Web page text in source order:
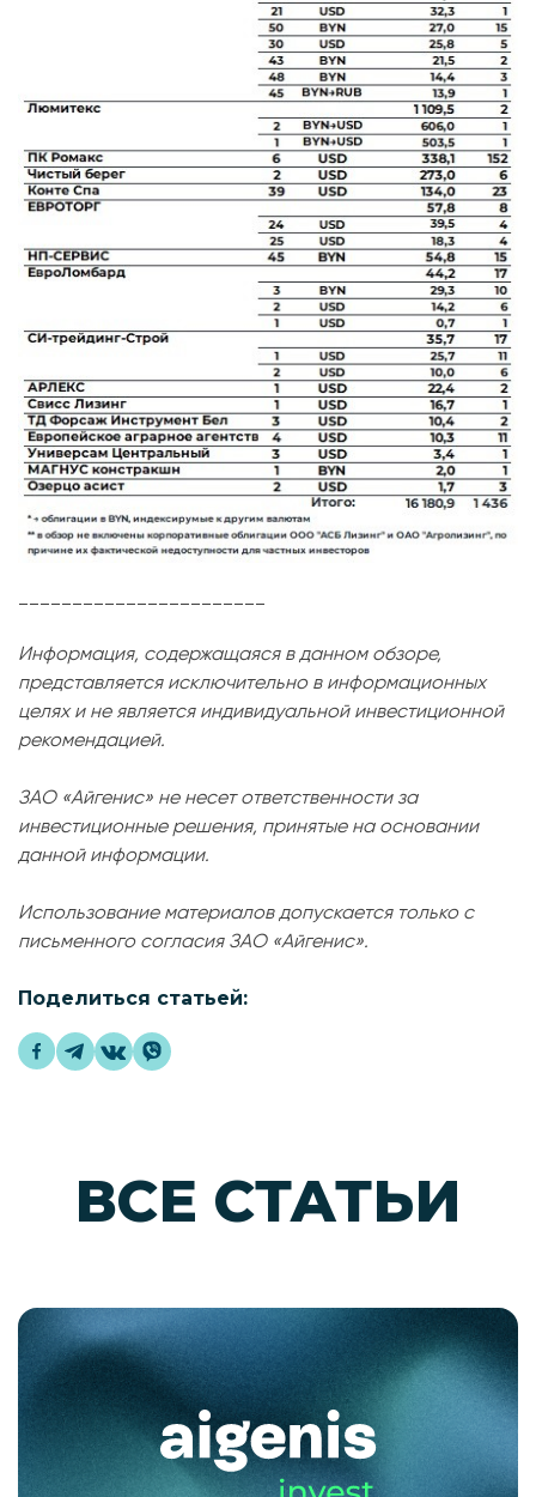
Информация, содержащаяся в данном обзоре,
представляется исключительно в информационных
целях и не является индивидуальной инвестиционной
рекомендацией.
ЗАО «Айгенис» не несет ответственности за
инвестиционные решения, принятые на основании
данной информации.
Использование материалов допускается только с
письменного согласия ЗАО «Айгенис».
Поделиться статьей:
ВСЕ СТАТЬИ